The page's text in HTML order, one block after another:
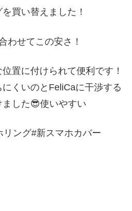
買い替えました！
わせてこの安さ！
置に付けられて便利です！
くいのとFeliCaに干渉する
した😎使いやすい
ング#新スマホカバー